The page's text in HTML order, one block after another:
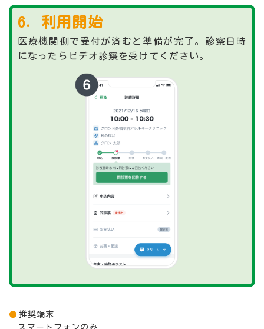
6．利用開始
医療機関側で受付が済むと準備が完了。診察日時
になったらビデオ診察を受けてください。
推奨端末
スマートフォンのみ